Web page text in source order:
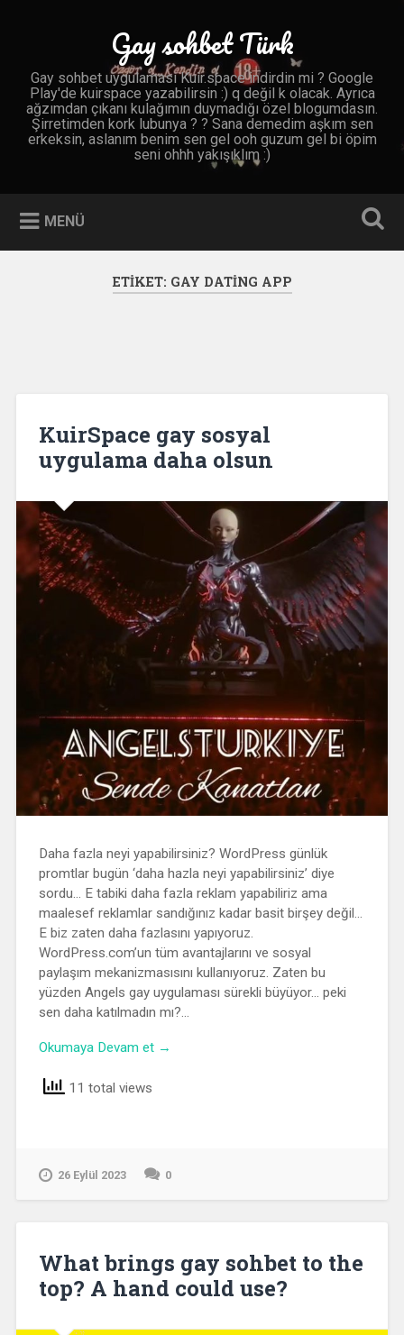
Gay sohbet Türk
Gay sohbet uygulaması Kuir.space indirdin mi ? Google
Play'de kuirspace yazabilirsin :) q değil k olacak. Ayrıca
ağzımdan çıkanı kulağımın duymadığı özel blogumdasın.
Şirretimden kork lubunya ? ? Sana demedim aşkım sen
erkeksin, aslanım benim sen gel ooh guzum gel bi öpim
seni ohhh yakışıklım :)
MENÜ
ETIKET: GAY DATING APP
KuirSpace gay sosyal
uygulama daha olsun
Daha fazla neyi yapabilirsiniz? WordPress günlük
promtlar bugün ‘daha hazla neyi yapabilirsiniz’ diye
sordu… E tabiki daha fazla reklam yapabiliriz ama
maalesef reklamlar sandığınız kadar basit birşey değil…
E biz zaten daha fazlasını yapıyoruz.
WordPress.com’un tüm avantajlarını ve sosyal
paylaşım mekanizmasısını kullanıyoruz. Zaten bu
yüzden Angels gay uygulaması sürekli büyüyor… peki
sen daha katılmadın mı?…
Okumaya Devam et →
11 total views
26 Eylül 2023 0
What brings gay sohbet to the
top? A hand could use?